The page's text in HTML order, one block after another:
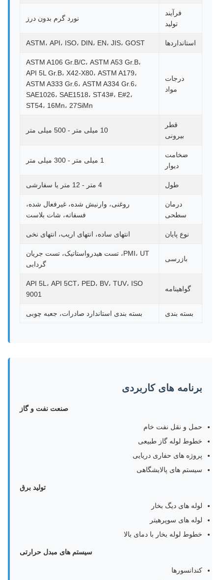
فرآیند
نورد گرم بدون درز
استانداردها ASTM، API، ISO، DIN، EN، JIS، GOST
درجات
ASTM A106 Gr.B/C، ASTM A53 Gr.B،
API 5L Gr.B، X42-X80، ASTM A179،
ASTM A333 Gr.6، ASTM A334 Gr.6،
SAE1026، SAE1518، ST43#، E#2،
ST54، 16Mn، 27SiMn
بیرونی
ضخامت
درمان
سطحی
روغنی، وارنیش شده، غیرفعال شده،
فسفاته، شات بلاست
نوع پایان انتهای ساده، انتهای اریب، انتهای نخی
بازرسی
PMI، UT، تست هیدرواستاتیک، تست جریان
گردابی
گواهینامه
API 5L، API 5CT، PED، BV، TUV، ISO
بسته بندی بسته بندی استاندارد صادرات، جعبه چوبی
برنامه های کاربردی
صنعت نفت و گاز
حمل و نقل نفت خام
خطوط لوله گاز طبیعی
پروژه های حفاری دریایی
سیستم های پالایشگاهی
تولید برق
لوله های دیگ بخار
لوله های سوپرهیتر
خطوط لوله بخار با دمای بالا
سیستم های مبدل حرارتی
کندانسورها